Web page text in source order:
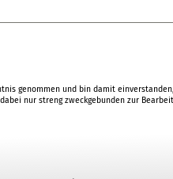
genommen und bin damit
nur streng zweckgebunden zur